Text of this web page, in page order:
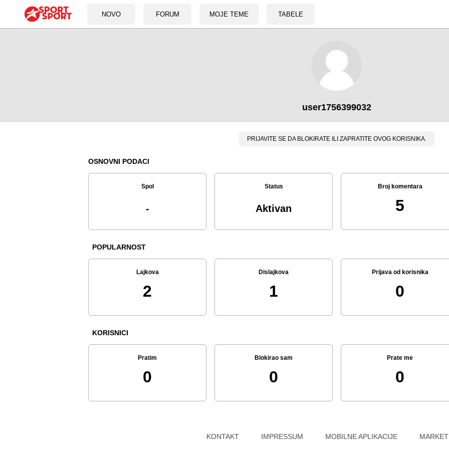
NOVO FORUM MOJE TEME TABELE
user1756399032
PRIJAVITE SE DA BLOKIRATE ILI ZAPRATITE OVOG KORISNIKA.
OSNOVNI PODACI
Spol
-
Status
Aktivan
Broj komentara
5
POPULARNOST
Lajkova
2
Dislajkova
1
Prijava od korisnika
0
KORISNICI
Pratim
0
Blokirao sam
0
Prate me
0
KONTAKT IMPRESSUM MOBILNE APLIKACIJE